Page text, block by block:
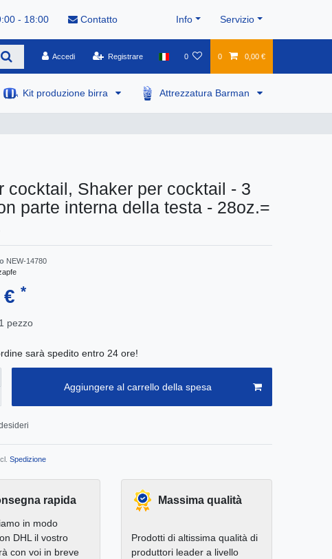
- 18:00 Contatto Info Servizio
Accedi Registrare 0 0 0,00 €
Kit produzione birra Attrezzatura Barman
cocktail, Shaker per cocktail - 3
parte interna della testa - 28oz.=
NEW-14780
*
1 pezzo
sarà spedito entro 24 ore!
Aggiungere al carrello della spesa
Spedizione
rapida
in modo
DHL il vostro
con voi in breve
Massima qualità
Prodotti di altissima qualità di
produttori leader a livello